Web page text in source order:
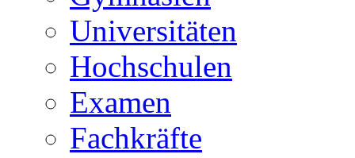
Universitäten
Hochschulen
Examen
Fachkräfte